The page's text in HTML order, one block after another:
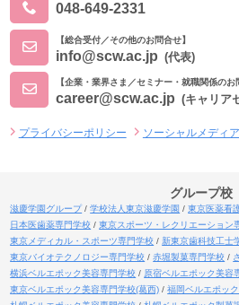
048-649-2331
【総合受付／その他のお問合せ】
info@scw.ac.jp (代表)
【企業・業界さま／セミナー・就職関係のお
career@scw.ac.jp (キャリア
プライバシーポリシー ソーシャルメディ
グループ校
滋慶学園グループ 学校法人東京滋慶学園 東京医薬看
日本医歯薬専門学校
東京スポーツ・レクリエーション
東京メディカル・スポーツ専門学校
新東京歯科技工士
東京バイオテクノロジー専門学校
赤堀製菓専門学校
横浜ベルエポック美容専門学校
原宿ベルエポック美容
東京ベルエポック美容専門学校(葛西)
福岡ベルエポッ